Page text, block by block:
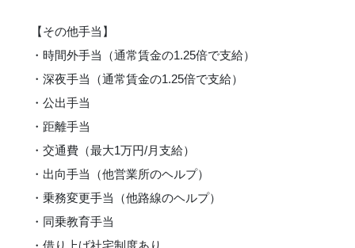
【その他手当】
・時間外手当（通常賃金の1.25倍で支給）
・深夜手当（通常賃金の1.25倍で支給）
・公出手当
・距離手当
・交通費（最大1万円/月支給）
・出向手当（他営業所のヘルプ）
・乗務変更手当（他路線のヘルプ）
・同乗教育手当